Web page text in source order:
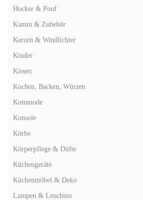
Hocker & Pouf
Kamin & Zubehör
Kerzen & Windlichter
Kinder
Kissen
Kochen, Backen, Würzen
Kommode
Konsole
Körbe
Körperpflege & Düfte
Küchengeräte
Küchenmöbel & Deko
Lampen & Leuchten